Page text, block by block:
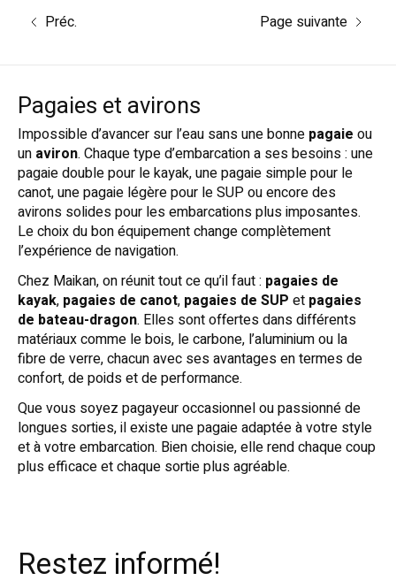
Préc. Page suivante
Pagaies et avirons
Impossible d’avancer sur l’eau sans une bonne pagaie ou
un aviron. Chaque type d’embarcation a ses besoins : une
pagaie double pour le kayak, une pagaie simple pour le
canot, une pagaie légère pour le SUP ou encore des
avirons solides pour les embarcations plus imposantes.
Le choix du bon équipement change complètement
l’expérience de navigation.
Chez Maikan, on réunit tout ce qu’il faut : pagaies de
kayak, pagaies de canot, pagaies de SUP et pagaies
de bateau-dragon. Elles sont offertes dans différents
matériaux comme le bois, le carbone, l’aluminium ou la
fibre de verre, chacun avec ses avantages en termes de
confort, de poids et de performance.
Que vous soyez pagayeur occasionnel ou passionné de
longues sorties, il existe une pagaie adaptée à votre style
et à votre embarcation. Bien choisie, elle rend chaque coup
plus efficace et chaque sortie plus agréable.
Restez informé!